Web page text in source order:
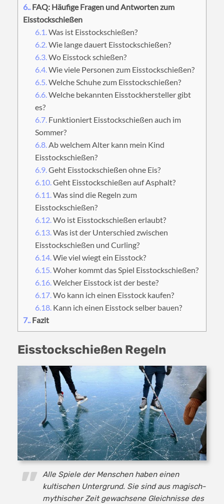
6.FAQ: Häufige Fragen und Antworten zum
Eisstockschießen
6.1.Was ist Eisstockschießen?
6.2.Wie lange dauert Eisstockschießen?
6.3.Wo Eisstock schießen?
6.4.Wie viele Personen zum Eisstockschießen?
6.5.Welche Schuhe zum Eisstockschießen?
6.6.Welche bekannten Eisstockhersteller gibt
es?
6.7. Funktioniert Eisstockschießen auch im
Sommer?
6.8.Ab welchem Alter kann mein Kind
Eisstockschießen?
6.9.Geht Eisstockschießen ohne Eis?
6.10.Geht Eisstockschießen auf Asphalt?
6.11.Was sind die Regeln zum
Eisstockschießen?
6.12.Wo ist Eisstockschießen erlaubt?
6.13.Was ist der Unterschied zwischen
Eisstockschießen und Curling?
6.14.Wie viel wiegt ein Eisstock?
6.15.Woher kommt das Spiel Eisstockschießen?
6.16.Welcher Eisstock ist der beste?
6.17.Wo kann ich einen Eisstock kaufen?
6.18. Kann ich einen Eisstock selber bauen?
7.Fazit
Eisstockschießen Regeln
Alle Spiele der Menschen haben einen
kultischen Untergrund. Sie sind aus magisch-
mythischer Zeit gewachsene Gleichnisse des